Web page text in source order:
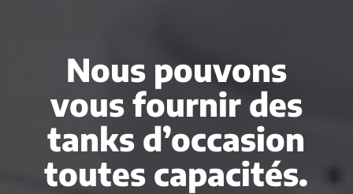
Nous pouvons
vous fournir des
tanks d’occasion
toutes capacités.